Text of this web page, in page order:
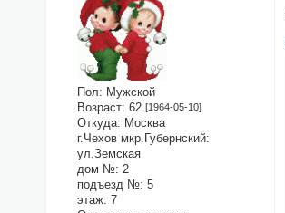
Пол: Мужской
Возраст: 62 [1964-05-10]
Откуда: Москва
г.Чехов мкр.Губернский:
ул.Земская
дом №: 2
подъезд №: 5
этаж: 7